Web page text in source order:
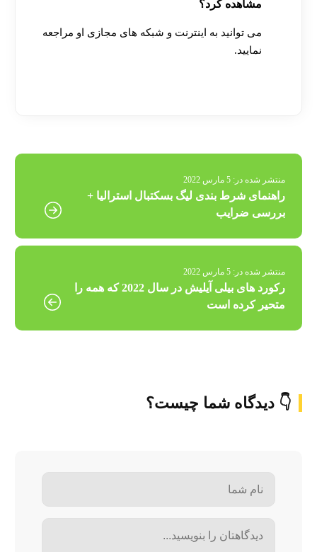
مشاهده کرد؟
می توانید به اینترنت و شبکه های مجازی او مراجعه
نمایید.
منتشر شده در: 5 مارس 2022
راهنمای شرط بندی لیگ بسکتبال استرالیا +
بررسی ضرایب
منتشر شده در: 5 مارس 2022
رکورد های بیلی آیلیش در سال 2022 که همه را
متحیر کرده است
👇 دیدگاه شما چیست؟